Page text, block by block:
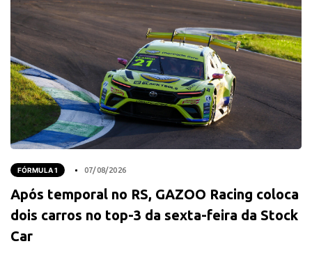
FÓRMULA 1 07/08/2026
Após temporal no RS, GAZOO Racing coloca
dois carros no top-3 da sexta-feira da Stock
Car